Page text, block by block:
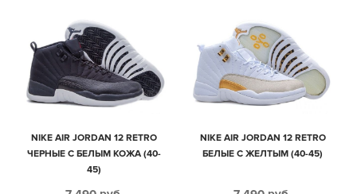
NIKE AIR JORDAN 12 RETRO
ЧЕРНЫЕ С БЕЛЫМ КОЖА (40-
45)
NIKE AIR JORDAN 12 RETRO
БЕЛЫЕ С ЖЕЛТЫМ (40-45)